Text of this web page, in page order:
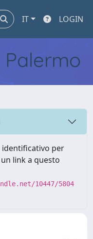
IT LOGIN
identificativo per
link a questo
10447/5804